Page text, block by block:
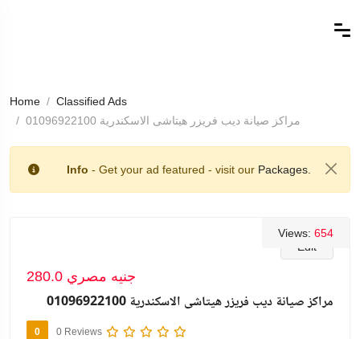
Home
Classified Ads
مراكز صيانة ديب فريزر هيتاشى الاسكندرية 01096922100
Info - Get your ad featured - visit our Packages.
Edit
Views: 654
280.0 جنيه مصري
مراكز صيانة ديب فريزر هيتاشى الاسكندرية 01096922100
0 0 Reviews